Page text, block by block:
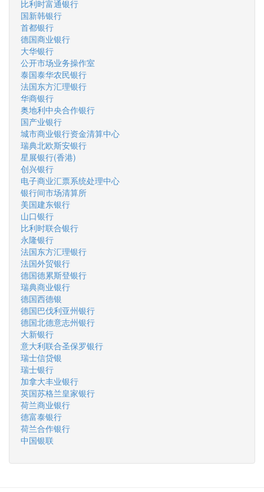
比利时富通银行
国新韩银行
首都银行
德国商业银行
大华银行
公开市场业务操作室
泰国泰华农民银行
法国东方汇理银行
华商银行
奥地利中央合作银行
国产业银行
城市商业银行资金清算中心
瑞典北欧斯安银行
星展银行(香港)
创兴银行
电子商业汇票系统处理中心
银行间市场清算所
美国建东银行
山口银行
比利时联合银行
永隆银行
法国东方汇理银行
法国外贸银行
德国德累斯登银行
瑞典商业银行
德国西德银
德国巴伐利亚州银行
德国北德意志州银行
大新银行
意大利联合圣保罗银行
瑞士信贷银
瑞士银行
加拿大丰业银行
英国苏格兰皇家银行
荷兰商业银行
德富泰银行
荷兰合作银行
中国银联